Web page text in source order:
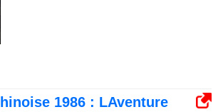
1986 : LAventure